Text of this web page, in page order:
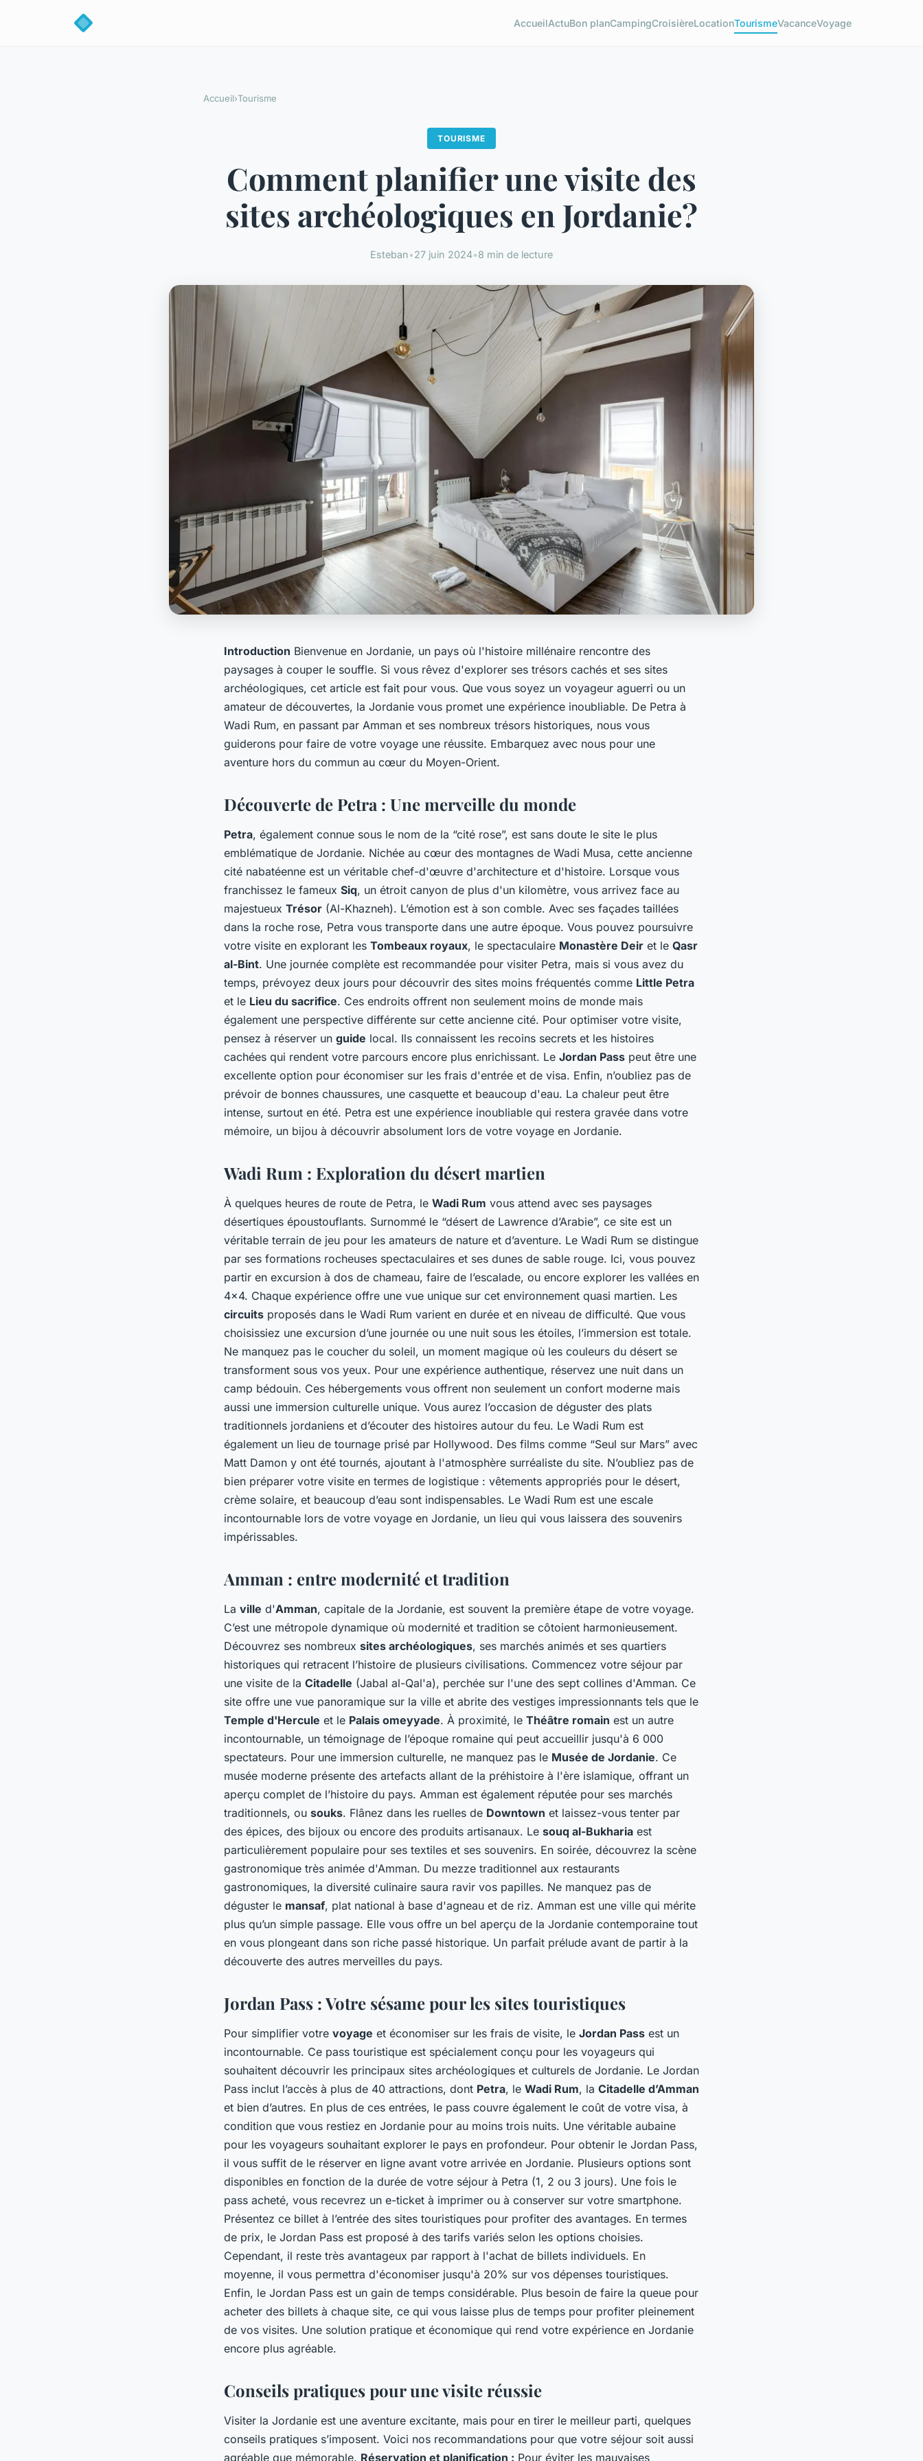
AccueilActuBon planCampingCroisièreLocationTourismeVacanceVoyage
Accueil›Tourisme
TOURISME
Comment planifier une visite des
sites archéologiques en Jordanie?
Esteban•27 juin 2024•8 min de lecture
Introduction Bienvenue en Jordanie, un pays où l'histoire millénaire rencontre des
paysages à couper le souffle. Si vous rêvez d'explorer ses trésors cachés et ses sites
archéologiques, cet article est fait pour vous. Que vous soyez un voyageur aguerri ou un
amateur de découvertes, la Jordanie vous promet une expérience inoubliable. De Petra à
Wadi Rum, en passant par Amman et ses nombreux trésors historiques, nous vous
guiderons pour faire de votre voyage une réussite. Embarquez avec nous pour une
aventure hors du commun au cœur du Moyen-Orient.
Découverte de Petra : Une merveille du monde
Petra, également connue sous le nom de la “cité rose”, est sans doute le site le plus
emblématique de Jordanie. Nichée au cœur des montagnes de Wadi Musa, cette ancienne
cité nabatéenne est un véritable chef-d'œuvre d'architecture et d'histoire. Lorsque vous
franchissez le fameux Siq, un étroit canyon de plus d'un kilomètre, vous arrivez face au
majestueux Trésor (Al-Khazneh). L’émotion est à son comble. Avec ses façades taillées
dans la roche rose, Petra vous transporte dans une autre époque. Vous pouvez poursuivre
votre visite en explorant les Tombeaux royaux, le spectaculaire Monastère Deir et le Qasr
al-Bint. Une journée complète est recommandée pour visiter Petra, mais si vous avez du
temps, prévoyez deux jours pour découvrir des sites moins fréquentés comme Little Petra
et le Lieu du sacrifice. Ces endroits offrent non seulement moins de monde mais
également une perspective différente sur cette ancienne cité. Pour optimiser votre visite,
pensez à réserver un guide local. Ils connaissent les recoins secrets et les histoires
cachées qui rendent votre parcours encore plus enrichissant. Le Jordan Pass peut être une
excellente option pour économiser sur les frais d'entrée et de visa. Enfin, n’oubliez pas de
prévoir de bonnes chaussures, une casquette et beaucoup d'eau. La chaleur peut être
intense, surtout en été. Petra est une expérience inoubliable qui restera gravée dans votre
mémoire, un bijou à découvrir absolument lors de votre voyage en Jordanie.
Wadi Rum : Exploration du désert martien
À quelques heures de route de Petra, le Wadi Rum vous attend avec ses paysages
désertiques époustouflants. Surnommé le “désert de Lawrence d’Arabie”, ce site est un
véritable terrain de jeu pour les amateurs de nature et d’aventure. Le Wadi Rum se distingue
par ses formations rocheuses spectaculaires et ses dunes de sable rouge. Ici, vous pouvez
partir en excursion à dos de chameau, faire de l’escalade, ou encore explorer les vallées en
4x4. Chaque expérience offre une vue unique sur cet environnement quasi martien. Les
circuits proposés dans le Wadi Rum varient en durée et en niveau de difficulté. Que vous
choisissiez une excursion d’une journée ou une nuit sous les étoiles, l’immersion est totale.
Ne manquez pas le coucher du soleil, un moment magique où les couleurs du désert se
transforment sous vos yeux. Pour une expérience authentique, réservez une nuit dans un
camp bédouin. Ces hébergements vous offrent non seulement un confort moderne mais
aussi une immersion culturelle unique. Vous aurez l’occasion de déguster des plats
traditionnels jordaniens et d’écouter des histoires autour du feu. Le Wadi Rum est
également un lieu de tournage prisé par Hollywood. Des films comme “Seul sur Mars” avec
Matt Damon y ont été tournés, ajoutant à l'atmosphère surréaliste du site. N’oubliez pas de
bien préparer votre visite en termes de logistique : vêtements appropriés pour le désert,
crème solaire, et beaucoup d’eau sont indispensables. Le Wadi Rum est une escale
incontournable lors de votre voyage en Jordanie, un lieu qui vous laissera des souvenirs
impérissables.
Amman : entre modernité et tradition
La ville d'Amman, capitale de la Jordanie, est souvent la première étape de votre voyage.
C’est une métropole dynamique où modernité et tradition se côtoient harmonieusement.
Découvrez ses nombreux sites archéologiques, ses marchés animés et ses quartiers
historiques qui retracent l’histoire de plusieurs civilisations. Commencez votre séjour par
une visite de la Citadelle (Jabal al-Qal'a), perchée sur l'une des sept collines d'Amman. Ce
site offre une vue panoramique sur la ville et abrite des vestiges impressionnants tels que le
Temple d'Hercule et le Palais omeyyade. À proximité, le Théâtre romain est un autre
incontournable, un témoignage de l’époque romaine qui peut accueillir jusqu'à 6 000
spectateurs. Pour une immersion culturelle, ne manquez pas le Musée de Jordanie. Ce
musée moderne présente des artefacts allant de la préhistoire à l'ère islamique, offrant un
aperçu complet de l’histoire du pays. Amman est également réputée pour ses marchés
traditionnels, ou souks. Flânez dans les ruelles de Downtown et laissez-vous tenter par
des épices, des bijoux ou encore des produits artisanaux. Le souq al-Bukharia est
particulièrement populaire pour ses textiles et ses souvenirs. En soirée, découvrez la scène
gastronomique très animée d'Amman. Du mezze traditionnel aux restaurants
gastronomiques, la diversité culinaire saura ravir vos papilles. Ne manquez pas de
déguster le mansaf, plat national à base d'agneau et de riz. Amman est une ville qui mérite
plus qu’un simple passage. Elle vous offre un bel aperçu de la Jordanie contemporaine tout
en vous plongeant dans son riche passé historique. Un parfait prélude avant de partir à la
découverte des autres merveilles du pays.
Jordan Pass : Votre sésame pour les sites touristiques
Pour simplifier votre voyage et économiser sur les frais de visite, le Jordan Pass est un
incontournable. Ce pass touristique est spécialement conçu pour les voyageurs qui
souhaitent découvrir les principaux sites archéologiques et culturels de Jordanie. Le Jordan
Pass inclut l’accès à plus de 40 attractions, dont Petra, le Wadi Rum, la Citadelle d’Amman
et bien d’autres. En plus de ces entrées, le pass couvre également le coût de votre visa, à
condition que vous restiez en Jordanie pour au moins trois nuits. Une véritable aubaine
pour les voyageurs souhaitant explorer le pays en profondeur. Pour obtenir le Jordan Pass,
il vous suffit de le réserver en ligne avant votre arrivée en Jordanie. Plusieurs options sont
disponibles en fonction de la durée de votre séjour à Petra (1, 2 ou 3 jours). Une fois le
pass acheté, vous recevrez un e-ticket à imprimer ou à conserver sur votre smartphone.
Présentez ce billet à l’entrée des sites touristiques pour profiter des avantages. En termes
de prix, le Jordan Pass est proposé à des tarifs variés selon les options choisies.
Cependant, il reste très avantageux par rapport à l'achat de billets individuels. En
moyenne, il vous permettra d'économiser jusqu'à 20% sur vos dépenses touristiques.
Enfin, le Jordan Pass est un gain de temps considérable. Plus besoin de faire la queue pour
acheter des billets à chaque site, ce qui vous laisse plus de temps pour profiter pleinement
de vos visites. Une solution pratique et économique qui rend votre expérience en Jordanie
encore plus agréable.
Conseils pratiques pour une visite réussie
Visiter la Jordanie est une aventure excitante, mais pour en tirer le meilleur parti, quelques
conseils pratiques s’imposent. Voici nos recommandations pour que votre séjour soit aussi
agréable que mémorable. Réservation et planification : Pour éviter les mauvaises